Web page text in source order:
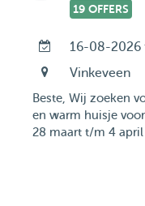
19 OFFERS
16-08-
Vinkeveen
Beste, Wij zoeken
en warm huisje
28 maart t/m 4 april